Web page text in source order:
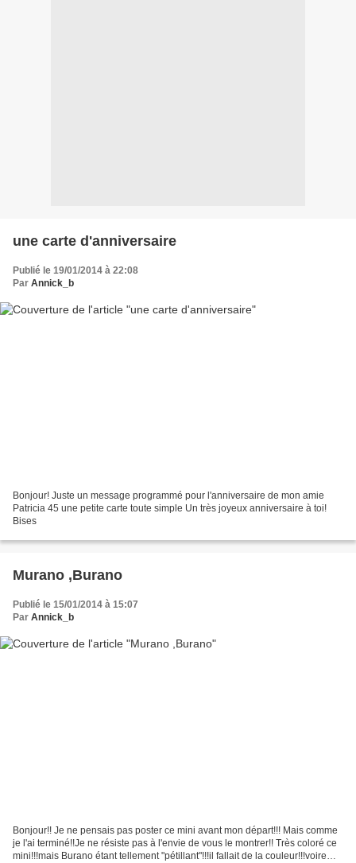
une carte d'anniversaire
Publié le 19/01/2014 à 22:08
Par Annick_b
Bonjour! Juste un message programmé pour l'anniversaire de mon amie
Patricia 45 une petite carte toute simple Un très joyeux anniversaire à toi!
Bises
Murano ,Burano
Publié le 15/01/2014 à 15:07
Par Annick_b
Bonjour!! Je ne pensais pas poster ce mini avant mon départ!!! Mais comme
je l'ai terminé!!Je ne résiste pas à l'envie de vous le montrer!! Très coloré ce
mini!!!mais Burano étant tellement "pétillant"!!!il fallait de la couleur!!!voire